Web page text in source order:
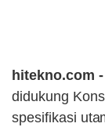
hitekno.com -
didukung
spesifikasi